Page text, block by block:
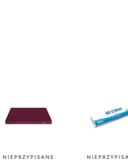
NIEPRZYPISANE